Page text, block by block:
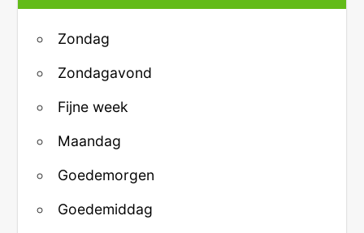
Zondag
Zondagavond
Fijne week
Maandag
Goedemorgen
Goedemiddag